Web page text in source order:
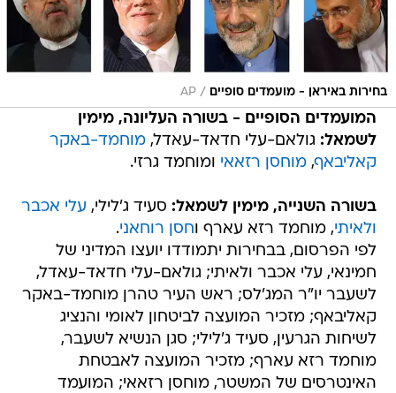
בחירות באיראן - מועמדים סופיים /
AP
המועמדים הסופיים - בשורה העליונה, מימין
לשמאל: גולאם-עלי חדאד-עאדל,מוחמד-באקר
קאליבאף,מוחסן רזאאי ומוחמד גרזי.
בשורה השנייה, מימין לשמאל: סעיד ג'לילי, עלי אכבר
ולאיתי, מוחמד רזא עארף וחסן רוחאני.
לפי הפרסום, בבחירות יתמודדו יועצו המדיני של
חמינאי, עלי אכבר ולאיתי; גולאם-עלי חדאד-עאדל,
לשעבר יו"ר המג'לס; ראש העיר טהרן מוחמד-באקר
קאליבאף; מזכיר המועצה לביטחון לאומי והנציג
לשיחות הגרעין, סעיד ג'לילי; סגן הנשיא לשעבר,
מוחמד רזא עארף; מזכיר המועצה לאבטחת
האינטרסים של המשטר, מוחסן רזאאי; המועמד